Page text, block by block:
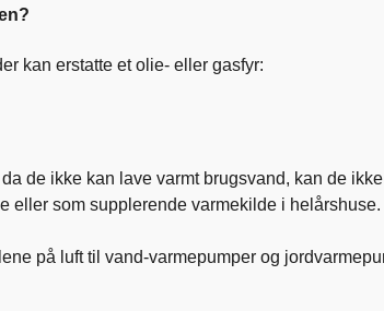
kan erstatte et olie- eller gasfyr:
de ikke kan lave varmt brugsvand, kan de
eller som supplerende varmekilde i helårshuse.
på luft til vand-varmepumper og